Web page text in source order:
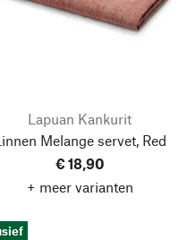
Lapuan Kankurit
Melange servet, Red
€ 18,90
+ meer varianten